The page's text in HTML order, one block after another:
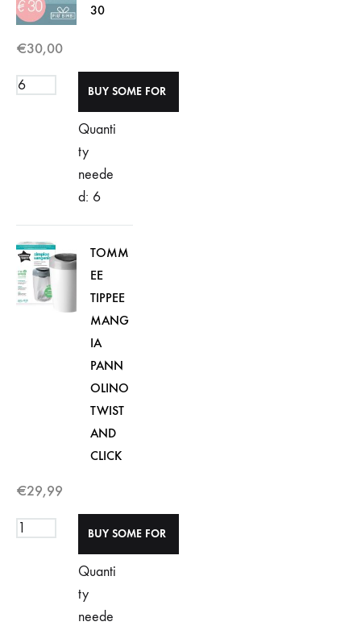
30
€30,00
Quanti
ty
neede
d: 6
TOMM
EE
TIPPEE
MANG
IA
PANN
OLINO
TWIST
AND
CLICK
€29,99
Quanti
ty
neede